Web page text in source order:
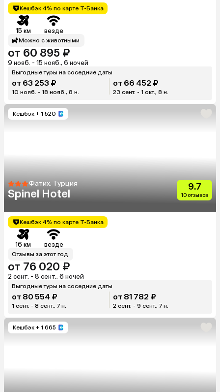
Кешбэк 4% по карте Т-Банка
15 км везде
Можно с животными
от 60 895 ₽
9 нояб. - 15 нояб., 6 ночей
Выгодные туры на соседние даты
от 63 253 ₽
10 нояб. - 18 нояб., 8 н.
от 66 452 ₽
23 сент. - 1 окт., 8 н.
Кешбэк + 1 520
Фатих, Турция
Spinel Hotel
9.7
10 отзывов
Кешбэк 4% по карте Т-Банка
16 км везде
Отзывы за этот год
от 76 020 ₽
2 сент. - 8 сент., 6 ночей
Выгодные туры на соседние даты
от 80 554 ₽
1 сент. - 8 сент., 7 н.
от 81 782 ₽
2 сент. - 9 сент., 7 н.
Кешбэк + 1 665